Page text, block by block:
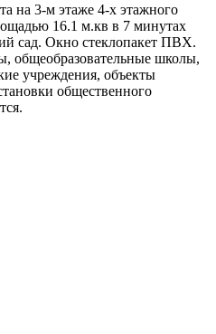
на 3-м этаже 4-х этажного
16.1 м.кв в 7 минутах
сад. Окно стеклопакет ПВХ.
общеобразовательные школы,
учреждения, объекты
общественного